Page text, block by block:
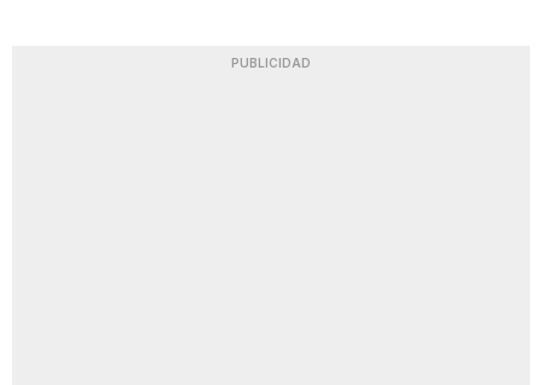
PUBLICIDAD